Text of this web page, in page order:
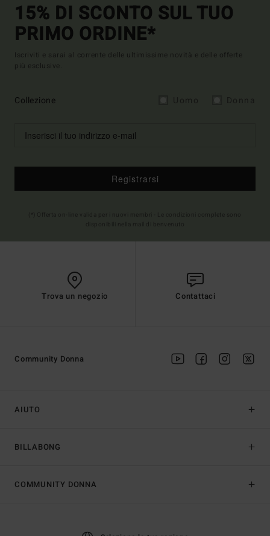
15% DI SCONTO SUL TUO
PRIMO ORDINE*
Iscriviti e sarai al corrente delle ultimissime novità e delle offerte
più esclusive.
Collezione
Registrarsi
Trova un negozio Contattaci
AIUTO
BILLABONG
Community Donna
COMMUNITY DONNA